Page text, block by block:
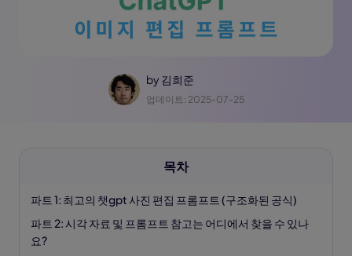
by 김희준
업데이트: 2025-07-25
목차
파트 1: 최고의 챗gpt 사진 편집 프롬프트 (구조화된 공식)
파트 2: 시각 자료 및 프롬프트 참고는 어디에서 찾을 수 있나
요?